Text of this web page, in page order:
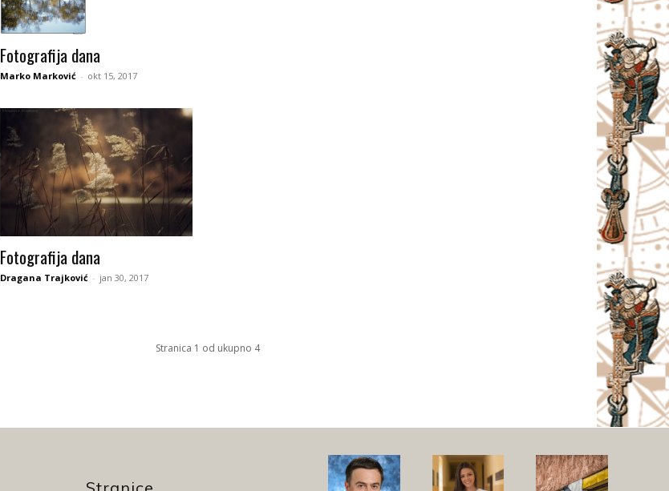
Fotografija dana
Marko Marković - okt 15, 2017
Fotografija dana
Dragana Trajković - jan 30, 2017
Stranica 1 od ukupno 4